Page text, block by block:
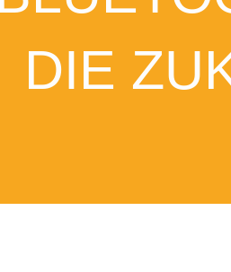
DIE